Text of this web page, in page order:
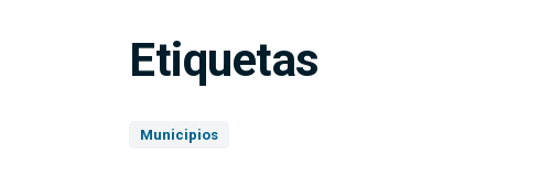
Etiquetas
Municipios